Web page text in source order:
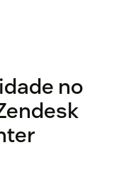
no